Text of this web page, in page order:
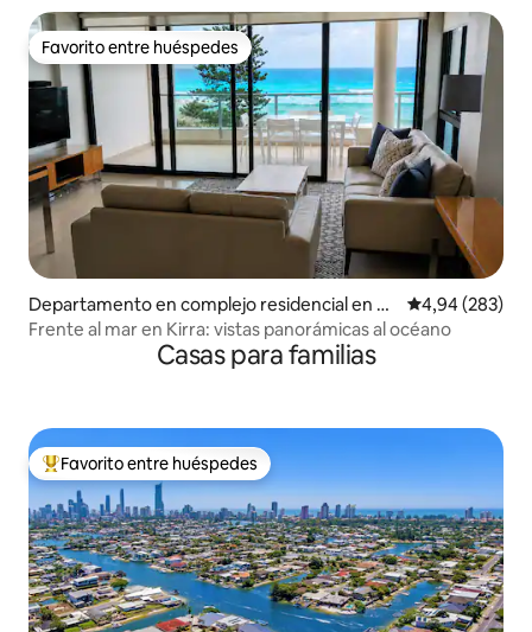
Favorito entre huéspedes
Favorito entre huéspedes
Departamento en complejo residencial en C
oolangatta
Calificación
4,94 (283)
Frente al mar en Kirra: vistas panorámicas al océano
Casas para familias
Favorito entre los huéspedes más destacados
Favorito entre huéspedes